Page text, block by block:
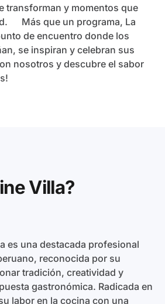
transforman y momentos que
Más que un programa, La
de encuentro donde los
se inspiran y celebran sus
nosotros y descubre el sabor
Villa?
es una destacada profesional
reconocida por su
tradición, creatividad y
gastronómica. Radicada en
labor en la cocina con una